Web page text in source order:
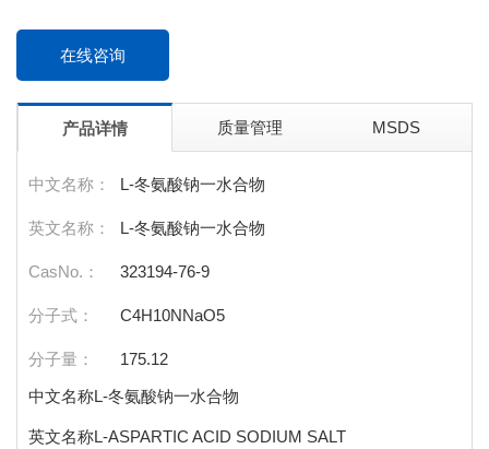
在线咨询
产品详情 质量管理 MSDS
中文名称： L-冬氨酸钠一水合物
英文名称： L-冬氨酸钠一水合物
CasNo.： 323194-76-9
分子式： C4H10NNaO5
分子量：
175.12
中文名称L-冬氨酸钠一水合物
英文名称L-ASPARTIC ACID SODIUM SALT